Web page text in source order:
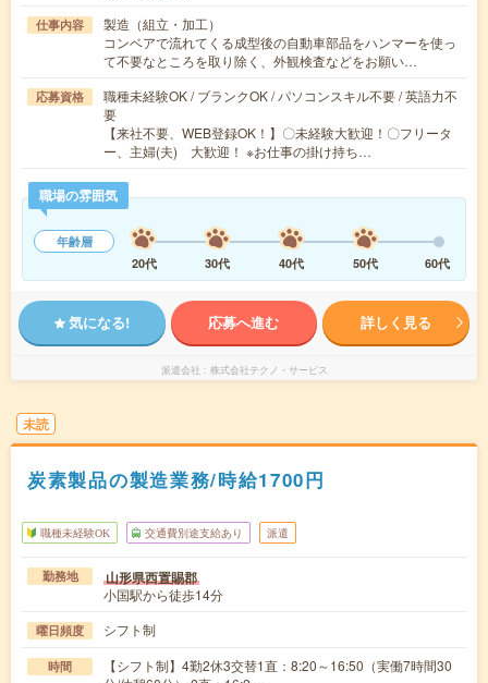
仕事内容
製造（組立・加工）
コンベアで流れてくる成型後の自動車部品をハンマーを使っ
て不要なところを取り除く、外観検査などをお願い…
応募資格
職種未経験OK / ブランクOK / パソコンスキル不要 / 英語力不
要
【来社不要、WEB登録OK！】〇未経験大歓迎！〇フリータ
ー、主婦(夫) 大歓迎！ ※お仕事の掛け持ち…
職場の雰囲気
年齢層
20代
30代 40代 50代 60代
気になる! 応募へ進む 詳しく見る
派遣会社 株式会社テクノ・サービス
未読
炭素製品の製造業務/時給1700円
職種未経験OK 交通費別途支給あり 派遣
勤務地 山形県西置賜郡
小国駅から徒歩14分
曜日頻度 シフト制
時間
【シフト制】4勤2休3交替1直：8:20～16:50（実働7時間30